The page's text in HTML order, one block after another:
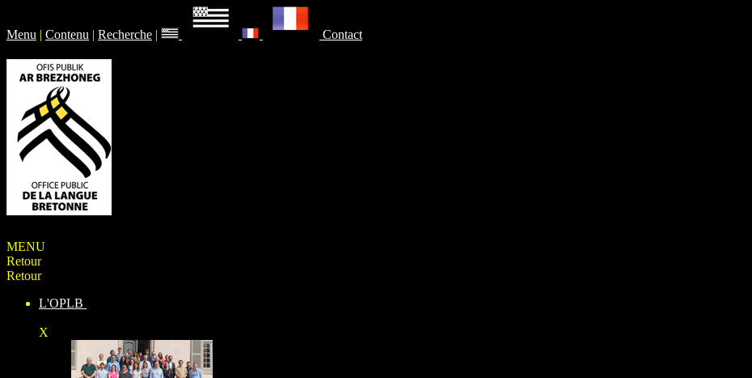
Menu | Contenu | Recherche | Contact
MENU
Retour
Retour
L'OPLB
X